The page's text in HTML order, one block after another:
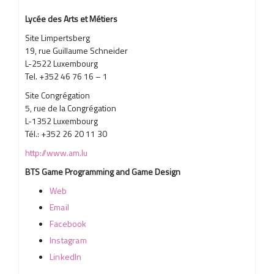
Lycée des Arts et Métiers
Site Limpertsberg
19, rue Guillaume Schneider
L-2522 Luxembourg
Tel. +352 46 76 16 – 1
Site Congrégation
5, rue de la Congrégation
L-1352 Luxembourg
Tél.: +352 26 20 11 30
http://www.am.lu
BTS Game Programming and Game Design
Web
Email
Facebook
Instagram
LinkedIn